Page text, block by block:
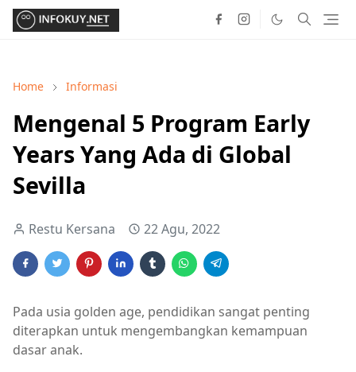
Home Informasi
Mengenal 5 Program Early
Years Yang Ada di Global
Sevilla
Restu Kersana 22 Agu, 2022
Pada usia golden age, pendidikan sangat penting
diterapkan untuk mengembangkan kemampuan
dasar anak.